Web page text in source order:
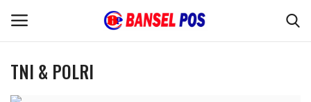
Home
TNI & POLRI